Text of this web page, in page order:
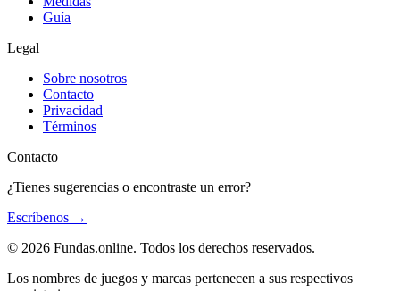
Guía
Legal
Sobre nosotros
Contacto
Privacidad
Términos
Contacto
¿Tienes sugerencias o encontraste un error?
Escríbenos →
© 2026 Fundas.online. Todos los derechos reservados.
Los nombres de juegos y marcas pertenecen a sus respectivos